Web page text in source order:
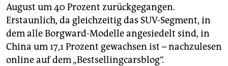
August um 40 Prozent zurückgegangen.
Erstaunlich, da gleichzeitig das SUV-Segment, in
dem alle Borgward-Modelle angesiedelt sind, in
China um 17,1 Prozent gewachsen ist – nachzulesen
online auf dem „Bestsellingcarsblog“.